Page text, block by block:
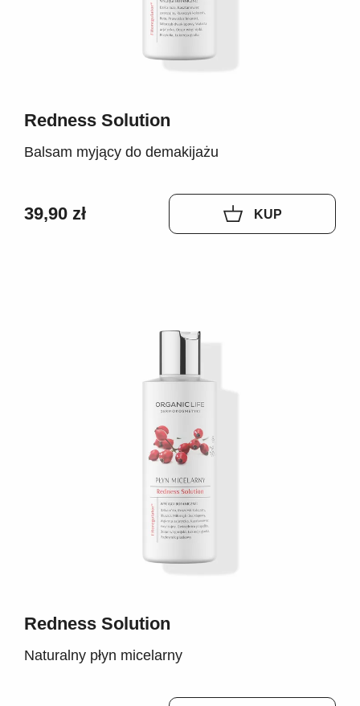
Redness Solution
Balsam myjący do demakijażu
39,90 zł KUP
Redness Solution
Naturalny płyn micelarny